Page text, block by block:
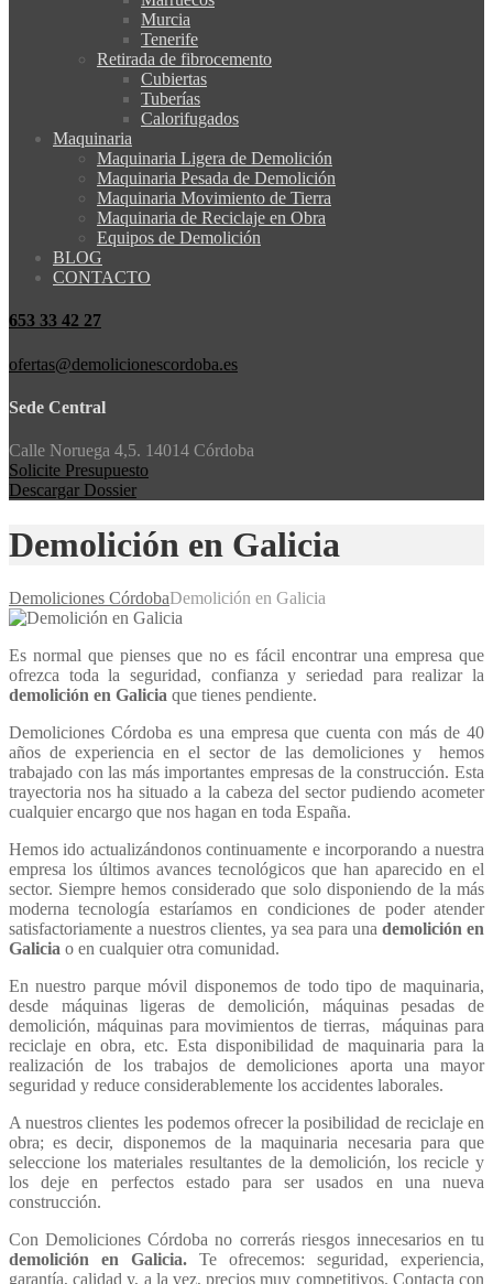
Murcia
Tenerife
Retirada de fibrocemento
Cubiertas
Tuberías
Calorifugados
Maquinaria
Maquinaria Ligera de Demolición
Maquinaria Pesada de Demolición
Maquinaria Movimiento de Tierra
Maquinaria de Reciclaje en Obra
Equipos de Demolición
BLOG
CONTACTO
653 33 42 27
ofertas@demolicionescordoba.es
Sede Central
Calle Noruega 4,5. 14014 Córdoba
Solicite Presupuesto
Descargar Dossier
Demolición en Galicia
Demoliciones CórdobaDemolición en Galicia
Es normal que pienses que no es fácil encontrar una empresa que
ofrezca toda la seguridad, confianza y seriedad para realizar la
demolición en Galicia que tienes pendiente.
Demoliciones Córdoba es una empresa que cuenta con más de 40
años de experiencia en el sector de las demoliciones y hemos
trabajado con las más importantes empresas de la construcción. Esta
trayectoria nos ha situado a la cabeza del sector pudiendo acometer
cualquier encargo que nos hagan en toda España.
Hemos ido actualizándonos continuamente e incorporando a nuestra
empresa los últimos avances tecnológicos que han aparecido en el
sector. Siempre hemos considerado que solo disponiendo de la más
moderna tecnología estaríamos en condiciones de poder atender
satisfactoriamente a nuestros clientes, ya sea para una demolición en
Galicia o en cualquier otra comunidad.
En nuestro parque móvil disponemos de todo tipo de maquinaria,
desde máquinas ligeras de demolición, máquinas pesadas de
demolición, máquinas para movimientos de tierras, máquinas para
reciclaje en obra, etc. Esta disponibilidad de maquinaria para la
realización de los trabajos de demoliciones aporta una mayor
seguridad y reduce considerablemente los accidentes laborales.
A nuestros clientes les podemos ofrecer la posibilidad de reciclaje en
obra; es decir, disponemos de la maquinaria necesaria para que
seleccione los materiales resultantes de la demolición, los recicle y
los deje en perfectos estado para ser usados en una nueva
construcción.
Con Demoliciones Córdoba no correrás riesgos innecesarios en tu
demolición en Galicia. Te ofrecemos: seguridad, experiencia,
garantía, calidad y, a la vez, precios muy competitivos. Contacta con